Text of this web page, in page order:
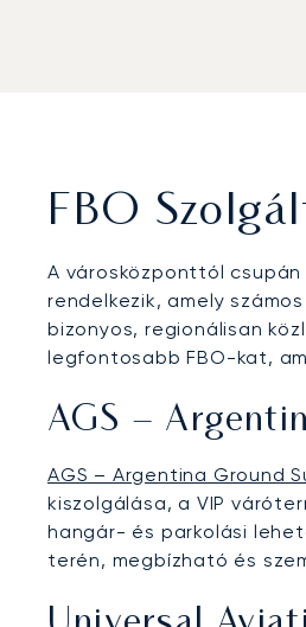
FBO
A városközponttól
rendelkezik, amely
bizonyos, regionálisan
legfontosabb FBO-kat,
AGS –
AGS – Argentina Ground
kiszolgálása, a VIP
hangár- és parkolási
terén, megbízható és